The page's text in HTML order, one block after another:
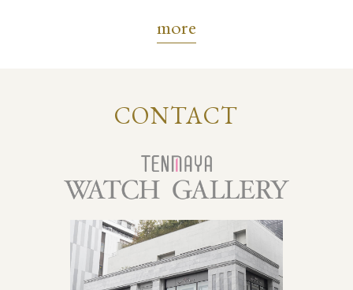
more
CONTACT